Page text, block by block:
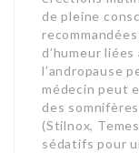
de pleine
d’humeur
l’andropause
médecin peut
des
(Stilnox,
sédatifs pour